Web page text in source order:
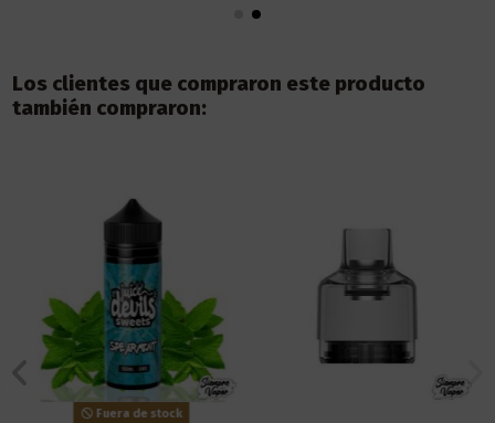
Los clientes que compraron este producto
también compraron:
Fuera de stock